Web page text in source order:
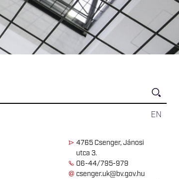
EN
4765 Csenger, Jánosi
utca 3.
06-44/795-979
csenger.uk@bv.gov.hu